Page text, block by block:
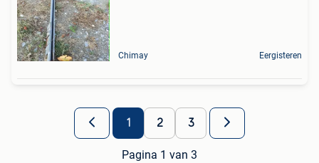
Chimay Eergisteren
1 2 3
Pagina 1 van 3